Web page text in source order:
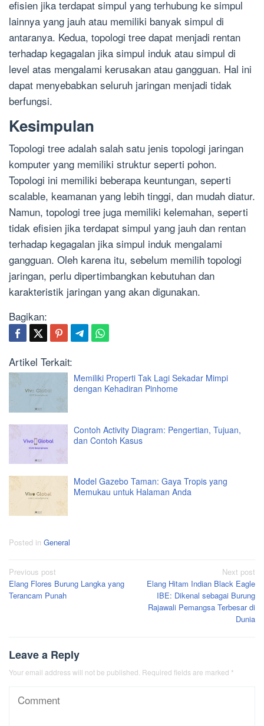
efisien jika terdapat simpul yang terhubung ke simpul
lainnya yang jauh atau memiliki banyak simpul di
antaranya. Kedua, topologi tree dapat menjadi rentan
terhadap kegagalan jika simpul induk atau simpul di
level atas mengalami kerusakan atau gangguan. Hal ini
dapat menyebabkan seluruh jaringan menjadi tidak
berfungsi.
Kesimpulan
Topologi tree adalah salah satu jenis topologi jaringan
komputer yang memiliki struktur seperti pohon.
Topologi ini memiliki beberapa keuntungan, seperti
scalable, keamanan yang lebih tinggi, dan mudah diatur.
Namun, topologi tree juga memiliki kelemahan, seperti
tidak efisien jika terdapat simpul yang jauh dan rentan
terhadap kegagalan jika simpul induk mengalami
gangguan. Oleh karena itu, sebelum memilih topologi
jaringan, perlu dipertimbangkan kebutuhan dan
karakteristik jaringan yang akan digunakan.
Bagikan:
Artikel Terkait:
Memiliki Properti Tak Lagi Sekadar Mimpi
dengan Kehadiran Pinhome
Contoh Activity Diagram: Pengertian, Tujuan,
dan Contoh Kasus
Model Gazebo Taman: Gaya Tropis yang
Memukau untuk Halaman Anda
Posted in General
Post
navigation
Previous post
Elang Flores Burung Langka yang
Terancam Punah
Next post
Elang Hitam Indian Black Eagle
IBE: Dikenal sebagai Burung
Rajawali Pemangsa Terbesar di
Dunia
Leave a Reply
Your email address will not be published. Required fields are marked *